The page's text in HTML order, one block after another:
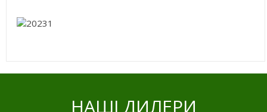
HАШІ ДИЛЕРИ